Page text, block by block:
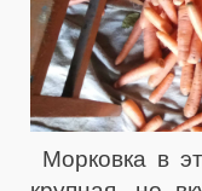
Морковка в